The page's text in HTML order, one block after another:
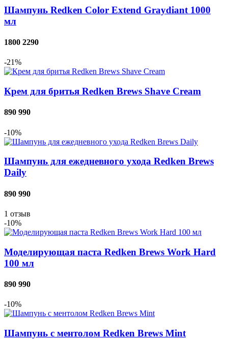
Шампунь Redken Color Extend Graydiant 1000
мл
1800 2290
-21%
Крем для бритья Redken Brews Shave Cream
890 990
-10%
Шампунь для ежедневного ухода Redken Brews
Daily
890 990
1 отзыв
-10%
Моделирующая паста Redken Brews Work Hard
100 мл
890 990
-10%
Шампунь с ментолом Redken Brews Mint